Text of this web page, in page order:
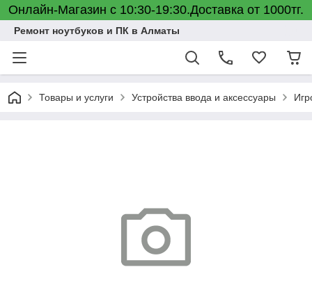
Онлайн-Магазин с 10:30-19:30.Доставка от 1000тг.
Ремонт ноутбуков и ПК в Алматы
Товары и услуги Устройства ввода и аксессуары